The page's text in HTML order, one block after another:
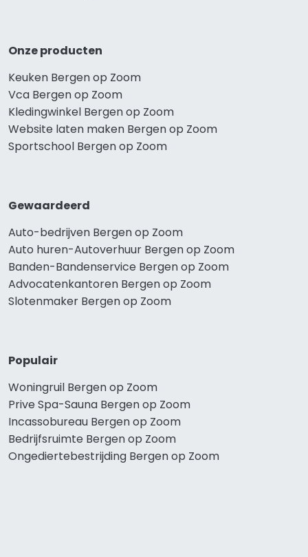
Onze producten
Keuken Bergen op Zoom
Vca Bergen op Zoom
Kledingwinkel Bergen op Zoom
Website laten maken Bergen op Zoom
Sportschool Bergen op Zoom
Gewaardeerd
Auto-bedrijven Bergen op Zoom
Auto huren-Autoverhuur Bergen op Zoom
Banden-Bandenservice Bergen op Zoom
Advocatenkantoren Bergen op Zoom
Slotenmaker Bergen op Zoom
Populair
Woningruil Bergen op Zoom
Prive Spa-Sauna Bergen op Zoom
Incassobureau Bergen op Zoom
Bedrijfsruimte Bergen op Zoom
Ongediertebestrijding Bergen op Zoom